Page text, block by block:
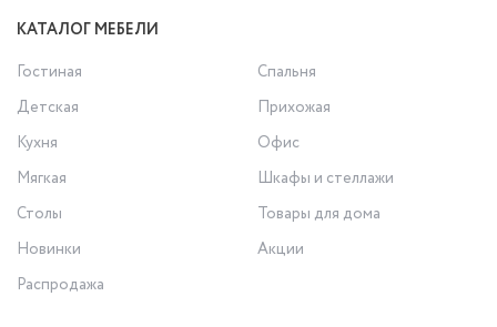
КАТАЛОГ МЕБЕЛИ
Гостиная
Спальня
Детская
Прихожая
Кухня
Офис
Мягкая
Шкафы и стеллажи
Столы
Товары для дома
Новинки
Акции
Распродажа